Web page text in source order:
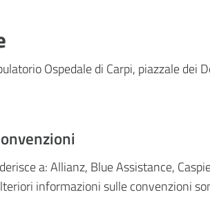
Ospedale di Carpi, piazzale dei
a: Allianz, Blue Assistance,
informazioni sulle convenzioni